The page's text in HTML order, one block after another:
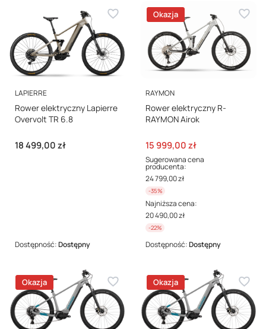
PRODUCENT
LAPIERRE
Rower elektryczny Lapierre
Overvolt TR 6.8
Cena
18 499,00 zł
Dostępność:Dostępny
Okazja
PRODUCENT
RAYMON
Rower elektryczny R-
RAYMON Airok
Cena promocyjna
15 999,00 zł
Sugerowana cena
producenta:
24 799,00 zł
-35%
Najniższa cena:
20 490,00 zł
-22%
Dostępność:Dostępny
Okazja Okazja